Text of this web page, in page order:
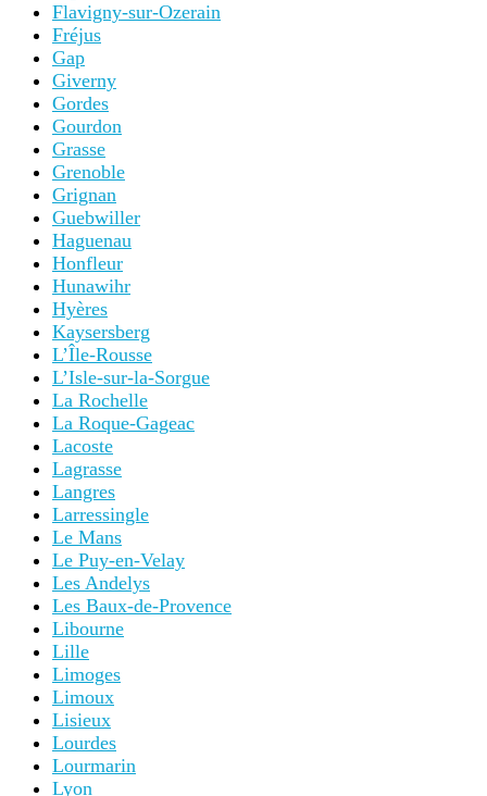
Flavigny-sur-Ozerain
Fréjus
Gap
Giverny
Gordes
Gourdon
Grasse
Grenoble
Grignan
Guebwiller
Haguenau
Honfleur
Hunawihr
Hyères
Kaysersberg
L’Île-Rousse
L’Isle-sur-la-Sorgue
La Rochelle
La Roque-Gageac
Lacoste
Lagrasse
Langres
Larressingle
Le Mans
Le Puy-en-Velay
Les Andelys
Les Baux-de-Provence
Libourne
Lille
Limoges
Limoux
Lisieux
Lourdes
Lourmarin
Lyon